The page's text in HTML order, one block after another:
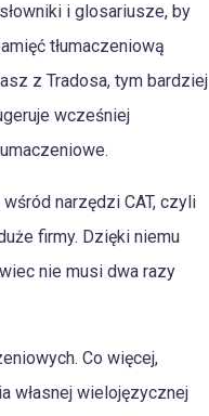
i glosariusze, by
tłumaczeniową
z Tradosa, tym bardziej
wcześniej
narzędzi CAT, czyli
firmy. Dzięki niemu
nie musi dwa razy
Co więcej,
własnej wielojęzycznej